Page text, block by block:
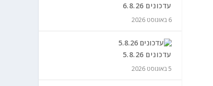
עדכונים 6.8.26
6 באוגוסט 2026
עדכונים 5.8.26
5 באוגוסט 2026